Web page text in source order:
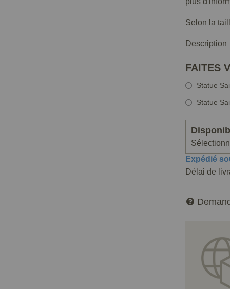
Selon la
Description
FAITES
Statue
Statue
Expédié
Délai de